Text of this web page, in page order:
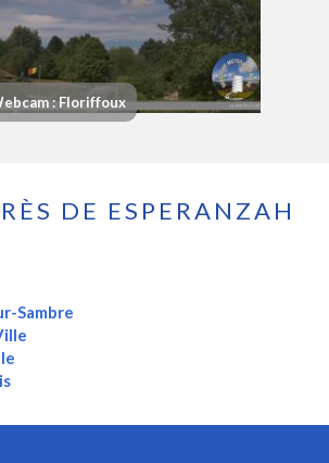
: Floriffoux
DE ESPERANZAH
Sambre